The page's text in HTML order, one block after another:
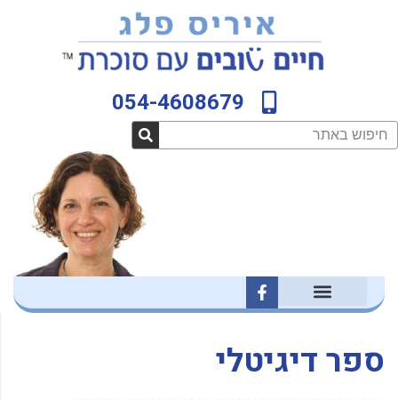
054-4608679
חיפוש
c
o
ספר דיגיטלי